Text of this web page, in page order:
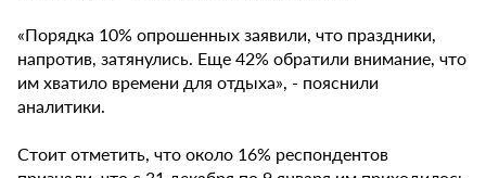
«Порядка 10% опрошенных заявили, что праздники,
напротив, затянулись. Еще 42% обратили внимание, что
им хватило времени для отдыха», - пояснили
аналитики.
Стоит отметить, что около 16% респондентов